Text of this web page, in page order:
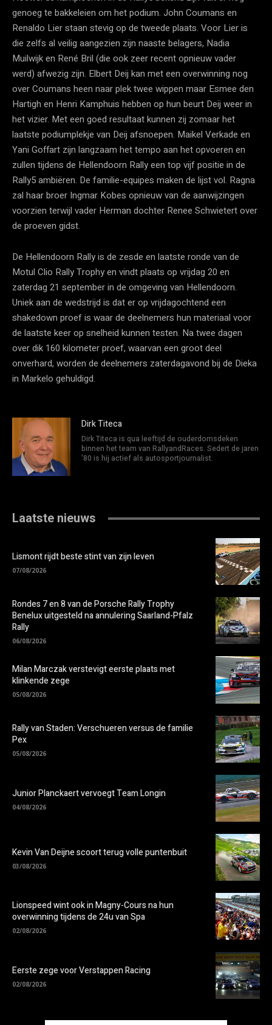
genoeg te bakkeleien om het podium. John Coumans en
Renaldo Lier staan stevig op de tweede plaats. Voor Lier is
die zelfs al veilig aangezien zijn naaste belagers, Nadia
Muilwijk en René Bril (die ook zeer recent opnieuw vader
werd) afwezig zijn. Elbert Deij kan met een overwinning nog
over Coumans heen naar plek twee wippen maar Esmee den
Hartigh en Henri Kamphuis hebben op hun beurt Deij weer in
het vizier. Met een goed resultaat kunnen zij zomaar het
laatste podiumplekje van Deij afsnoepen. Maikel Verkade en
Yani Goffart zijn langzaam het tempo aan het opvoeren en
zullen tijdens de Hellendoorn Rally een top vijf positie in de
Rally5 ambiëren. De familie-equipes maken de lijst vol. Ragna
zal haar broer Ingmar Kobes opnieuw van de aanwijzingen
voorzien terwijl vader Herman dochter Renee Schwietert over
de proeven gidst.
De Hellendoorn Rally is de zesde en laatste ronde van de
Motul Clio Rally Trophy en vindt plaats op vrijdag 20 en
zaterdag 21 september in de omgeving van Hellendoorn.
Uniek aan de wedstrijd is dat er op vrijdagochtend een
shakedown proef is waar de deelnemers hun materiaal voor
de laatste keer op snelheid kunnen testen. Na twee dagen
over dik 160 kilometer proef, waarvan een groot deel
onverhard, worden de deelnemers zaterdagavond bij de Dieka
in Markelo gehuldigd.
Dirk Titeca
Dirk Titeca is qua leeftijd de ouderdomsdeken
binnen het team van RallyandRaces. Sedert de jaren
'80 is hij actief als autosportjournalist.
Laatste nieuws
Lismont rijdt beste stint van zijn leven
07/08/2026
Rondes 7 en 8 van de Porsche Rally Trophy
Benelux uitgesteld na annulering Saarland-Pfalz
Rally
06/08/2026
Milan Marczak verstevigt eerste plaats met
klinkende zege
05/08/2026
Rally van Staden: Verschueren versus de familie
Pex
05/08/2026
Junior Planckaert vervoegt Team Longin
04/08/2026
Kevin Van Deijne scoort terug volle puntenbuit
03/08/2026
Lionspeed wint ook in Magny-Cours na hun
overwinning tijdens de 24u van Spa
02/08/2026
Eerste zege voor Verstappen Racing
02/08/2026